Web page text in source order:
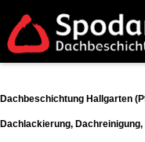
Dachbeschichtung Hallgarten
Dachlackierung,